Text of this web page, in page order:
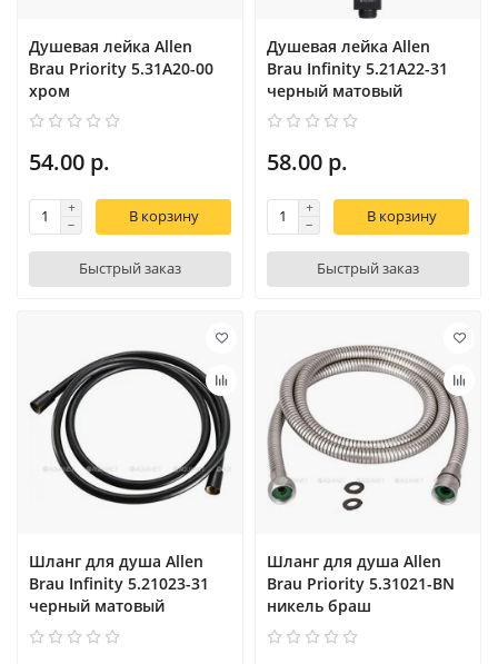
Душевая лейка Allen
Brau Priority 5.31A20-00
хром
54.00 р.
В корзину
Быстрый заказ
Душевая лейка Allen
Brau Infinity 5.21A22-31
черный матовый
58.00 р.
В корзину
Быстрый заказ
Шланг для душа Allen
Brau Infinity 5.21023-31
черный матовый
Шланг для душа Allen
Brau Priority 5.31021-BN
никель браш